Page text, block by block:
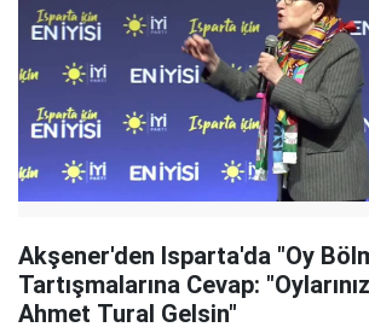
Akşener'den Isparta'da "Oy
Tartışmalarına Cevap:
Ahmet Tural Gelsin"